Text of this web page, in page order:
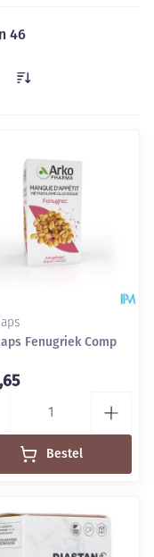
46
Fenugriek Comp
Bestel